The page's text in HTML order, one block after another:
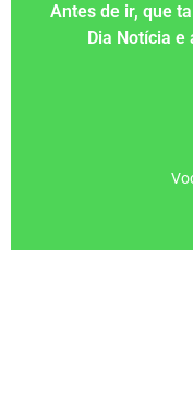
Antes de ir, que
Dia Notícia